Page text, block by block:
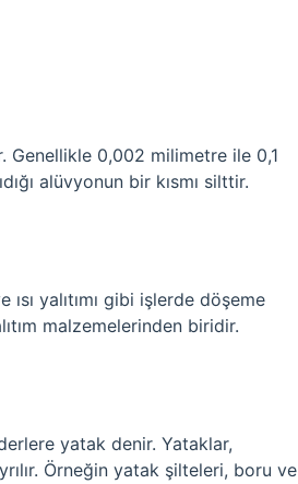
0,002 milimetre ile 0,1
alüvyonun bir kısmı silttir.
yalıtımı gibi işlerde döşeme
malzemelerinden biridir.
yatak denir. Yataklar,
Örneğin yatak şilteleri, boru ve